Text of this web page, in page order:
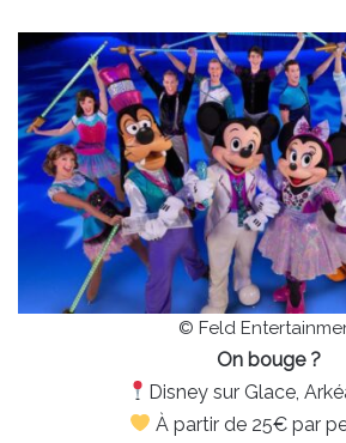
© Feld
On bouge ?
Disney sur Glace,
À partir de 25€ par